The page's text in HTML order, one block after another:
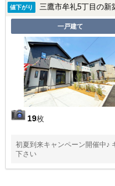
値下がり 三鷹市牟礼5丁目の新
一戸建て
19枚
初夏到来キャンペーン開催中♪
下さい